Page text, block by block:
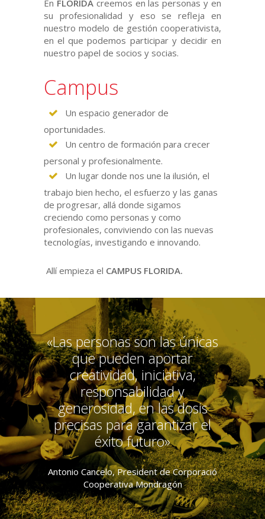
En FLORIDAcreemos en las personas y en
su profesionalidad y eso se refleja en
nuestro modelo de gestión cooperativista,
en el que podemos participar y decidir en
nuestro papel de socios y socias.
Campus
Un espacio generador de
oportunidades.
Un centro de formación para crecer
personal y profesionalmente.
Un lugar donde nos une la ilusión, el
trabajo bien hecho, el esfuerzo y las ganas
de progresar, allá donde sigamos
creciendo como personas y como
profesionales, conviviendo con las nuevas
tecnologías, investigando e innovando.
Allí empieza el CAMPUS FLORIDA.
«Las personas son las únicas
que pueden aportar
creatividad, iniciativa,
responsabilidad y
generosidad, en las dosis
precisas para garantizar el
éxito futuro»
Antonio Cancelo, President de Corporació
Cooperativa Mondragón